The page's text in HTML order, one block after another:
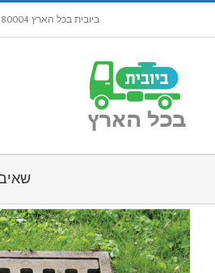
ביובית בכל הארץ 052-3780004